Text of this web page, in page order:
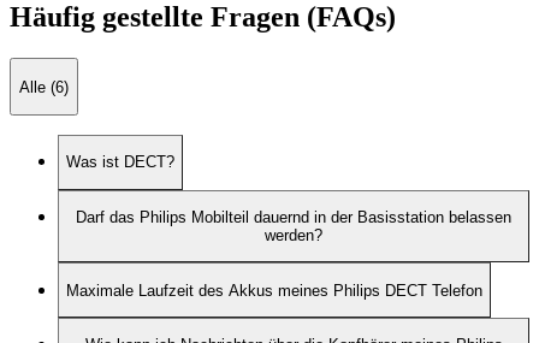
Häufig gestellte Fragen (FAQs)
Alle (6)
Was ist DECT?
Darf das Philips Mobilteil dauernd in der Basisstation belassen
werden?
Maximale Laufzeit des Akkus meines Philips DECT Telefon